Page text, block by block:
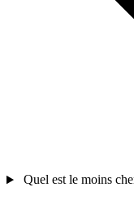
Quel est le moins